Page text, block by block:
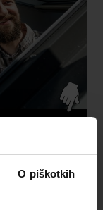
O piškotkih